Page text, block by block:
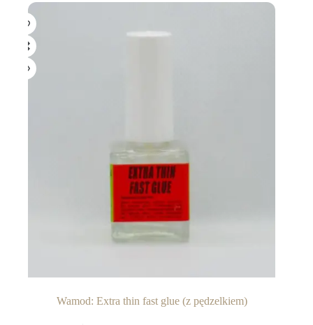
Wamod: Extra thin fast glue (z pędzelkiem)